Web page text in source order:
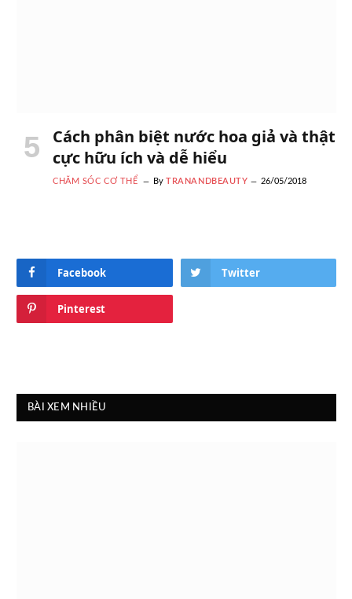
Cách phân biệt nước hoa giả và thật
cực hữu ích và dễ hiểu
CHĂM SÓC CƠ THỂ By TRANANDBEAUTY 26/05/2018
Facebook Twitter
Pinterest
BÀI XEM NHIỀU